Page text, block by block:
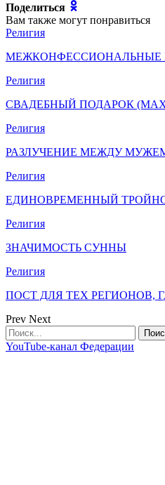
Поделиться
Вам также могут понравиться
Религия
МЕЖКОНФЕССИОНАЛЬНЫЕ
Религия
СВАДЕБНЫЙ ПОДАРОК
Религия
РАЗЛУЧЕНИЕ МЕЖДУ
Религия
ЕДИНОВРЕМЕННЫЙ
Религия
ЗНАЧИМОСТЬ СУННЫ
Религия
ПОСТ ДЛЯ ТЕХ РЕГИОНОВ,
Prev Next
YouTube-канал Федерации